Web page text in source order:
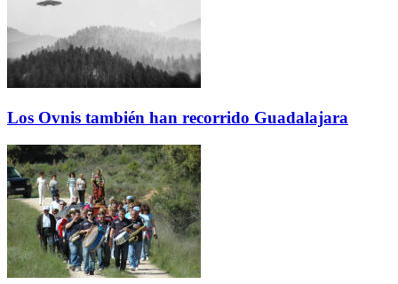
Los Ovnis también han recorrido Guadalajara